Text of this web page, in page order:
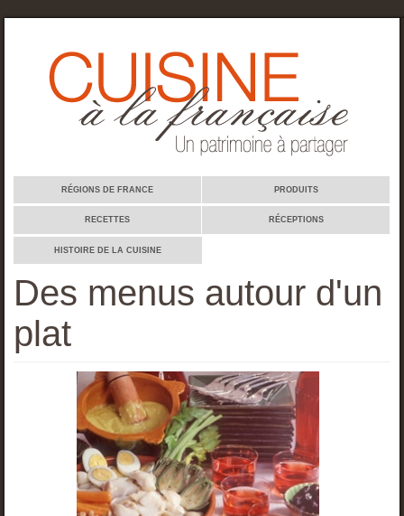
RÉGIONS DE FRANCE PRODUITS
RECETTES RÉCEPTIONS
HISTOIRE DE LA CUISINE
Des menus autour d'un
plat